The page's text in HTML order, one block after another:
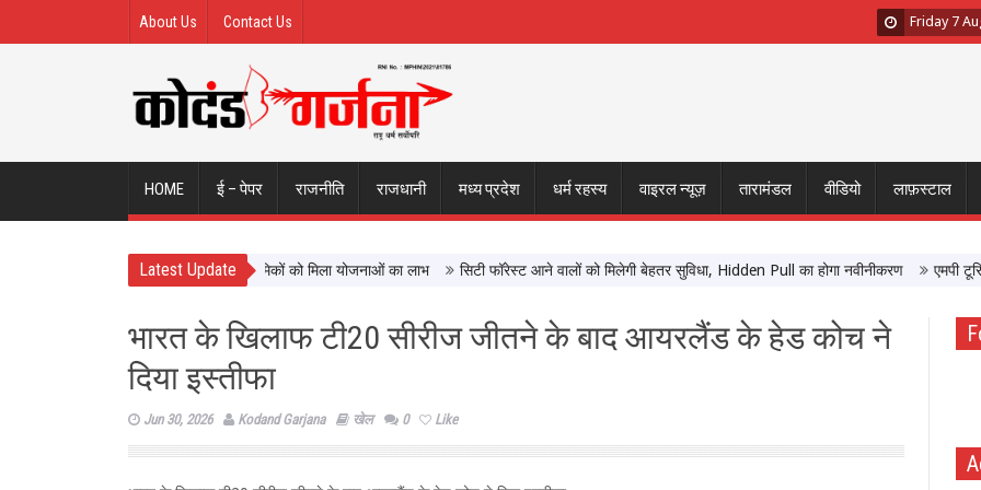
About Us Contact Us Friday 7
HOME ई – पेपर राजनीति राजधानी मध्य प्रदेश धर्म रहस्य वाइरल न्यूज़ तारामंडल वीडियो लाफ़स्टाल
Latest Update
को नई दिशा, ढाई साल में लाखों श्रमिकों को मिला योजनाओं का लाभ सिटी फॉरेस्ट आने वालों को मिलेगी बेहतर सुविधा, Hidden Pull का होगा नवीनीकरण एमपी टूरिज्म
भारत के खिलाफ टी20 सीरीज जीतने के बाद आयरलैंड के हेड कोच ने
दिया इस्तीफा
Jun 30, 2026 Kodand Garjana खेल 0 Like